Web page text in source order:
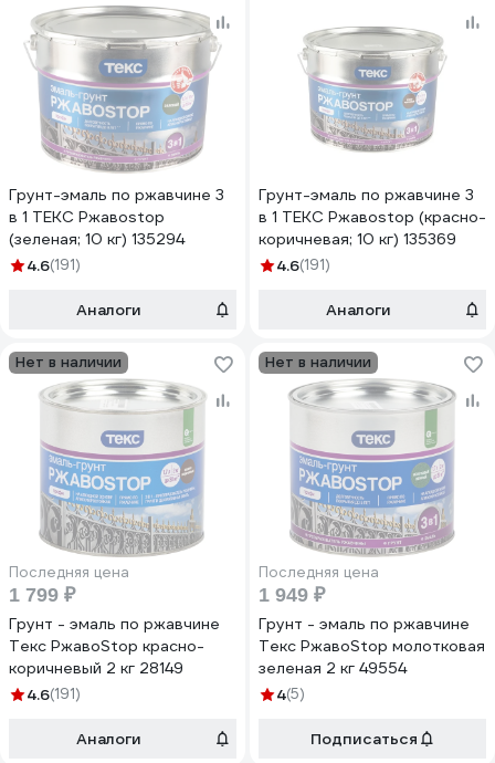
Грунт-эмаль по ржавчине 3
в 1 ТЕКС Ржавоstop
(зеленая; 10 кг) 135294
4.6(191)
Аналоги
Грунт-эмаль по ржавчине 3
в 1 ТЕКС Ржавоstop (красно-
коричневая; 10 кг) 135369
4.6(191)
Аналоги
Нет в наличии
Последняя цена
1 799 ₽
Грунт - эмаль по ржавчине
Текс РжавоStop красно-
коричневый 2 кг 28149
4.6(191)
Аналоги
Нет в наличии
Последняя цена
1 949 ₽
Грунт - эмаль по ржавчине
Текс РжавоStop молотковая
зеленая 2 кг 49554
4(5)
Подписаться